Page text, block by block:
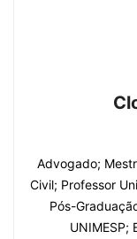
Advogado;
Civil; Professor
Pós-
UNIMESP;